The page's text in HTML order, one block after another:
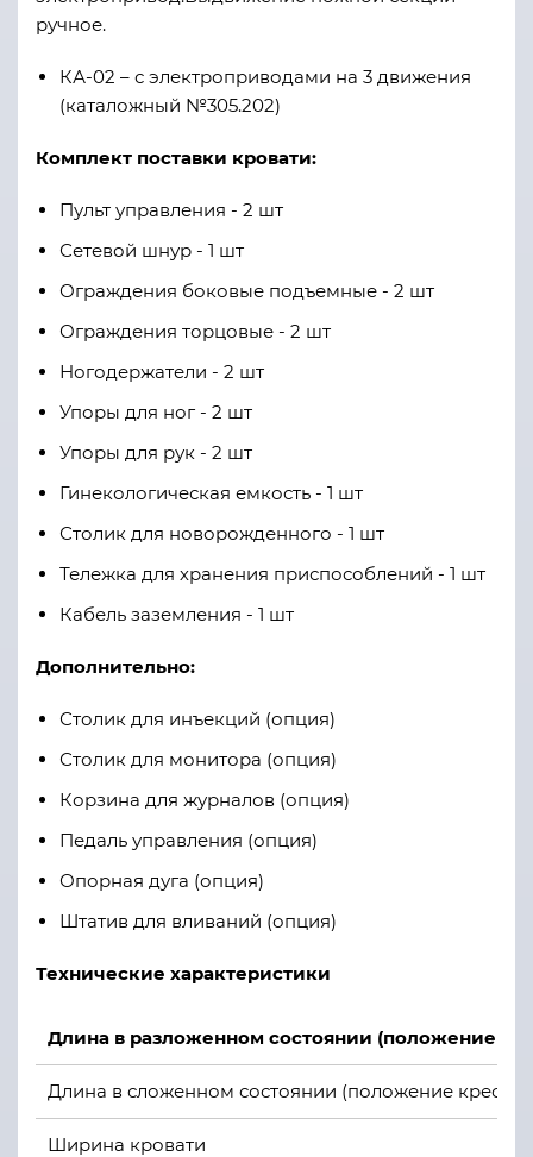
ручное.
КА-02 – с электропривода­ми на 3 движения
(каталожный №305.202)
Комплект поставки кровати:
Пульт управления - 2 шт
Сетевой шнур - 1 шт
Ограждения боковые подъемные - 2 шт
Ограждения торцовые - 2 шт
Ногодержатели - 2 шт
Упоры для ног - 2 шт
Упоры для рук - 2 шт
Гинекологическая емкость - 1 шт
Столик для новорожденного - 1 шт
Тележка для хранения приспособлений - 1 шт
Кабель заземления - 1 шт
Дополнительно:
Столик для инъекций (опция)
Столик для монитора (опция)
Корзина для журналов (опция)
Педаль управления (опция)
Опорная дуга (опция)
Штатив для вливаний (опция)
Технические характеристики
Длина в разложенном состоянии (положение
Длина в сложенном состоянии (положение кресло)
Ширина кровати